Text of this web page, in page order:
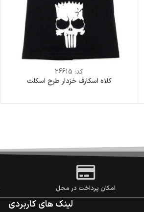
کد: 26615
کلاه اسکارف خزدار طرح اسکلت
امکان پرداخت در محل
لینک های کاربردی